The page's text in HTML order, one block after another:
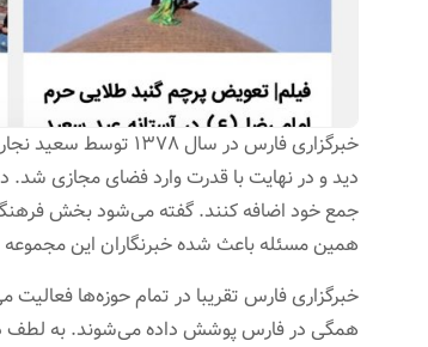
خبرگزاری فارس در
جمع خود اضافه کنند. گفته می‌شود بخش فرهنگی
همین مسئله باعث شده خبرنگاران این مجموعه
خبرگزاری فارس تقریبا در تمام حوزه‌ها فعالیت
همگی در فارس پوشش داده می‌شوند. به لطف